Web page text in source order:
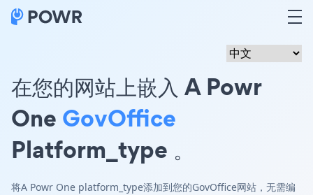
在您的网站上嵌入 A Powr
One GovOffice
Platform_type 。
将A Powr One platform_type添加到您的GovOffice网站，无需编